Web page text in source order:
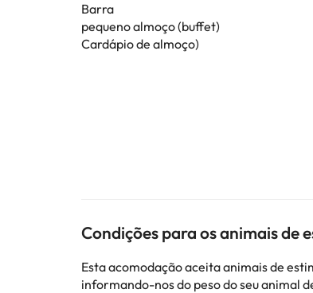
Barra
pequeno almoço (buffet)
Cardápio de almoço)
Condições para os animais de
Esta acomodação aceita animais de
informando-nos do peso do seu animal